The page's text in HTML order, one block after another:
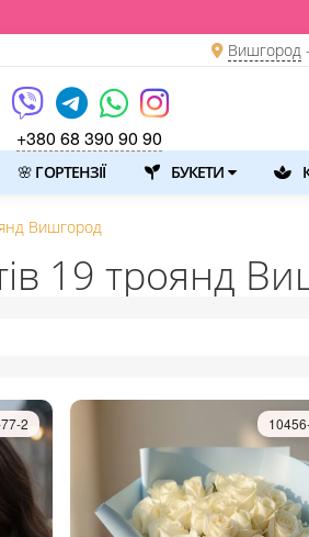
Вишгород
+380 68 390 90 90
🌸 ГОРТЕНЗІЇ БУКЕТИ
Вишгород
19 троянд
2